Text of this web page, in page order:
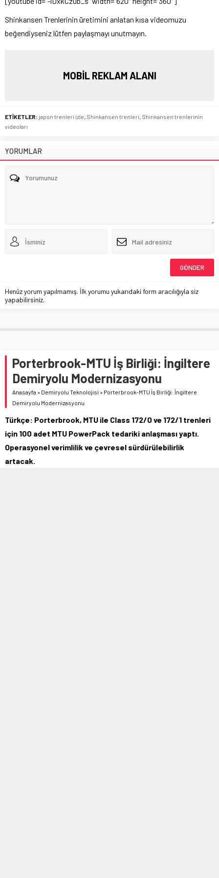
Shinkansen Trenlerinin üretimini anlatan kısa videomuzu
beğendiyseniz lütfen paylaşmayı unutmayın.
MOBİL REKLAM ALANI
ETİKETLER: japon trenleri izle, Shinkansen trenleri, Shinkansen trenlerinin
videoları
YORUMLAR
Henüz yorum yapılmamış. İlk yorumu yukarıdaki form aracılığıyla siz
yapabilirsiniz.
Porterbrook-MTU İş Birliği: İngiltere
Demiryolu Modernizasyonu
Anasayfa » Demiryolu Teknolojisi » Porterbrook-MTU İş Birliği: İngiltere
Demiryolu Modernizasyonu
Türkçe: Porterbrook, MTU ile Class 172/0 ve 172/1 trenleri
için 100 adet MTU PowerPack tedariki anlaşması yaptı.
Operasyonel verimlilik ve çevresel sürdürülebilirlik
artacak.